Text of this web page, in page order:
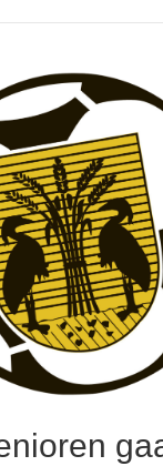
Reiger Boys en